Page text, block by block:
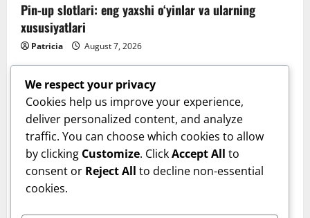
Pin-up slotlari: eng yaxshi o‘yinlar va ularning
xususiyatlari
Patricia August 7, 2026
We respect your privacy
Cookies help us improve your experience,
deliver personalized content, and analyze
traffic. You can choose which cookies to allow
by clicking Customize. ClickAccept All to
consent or Reject All to decline non-essential
cookies.